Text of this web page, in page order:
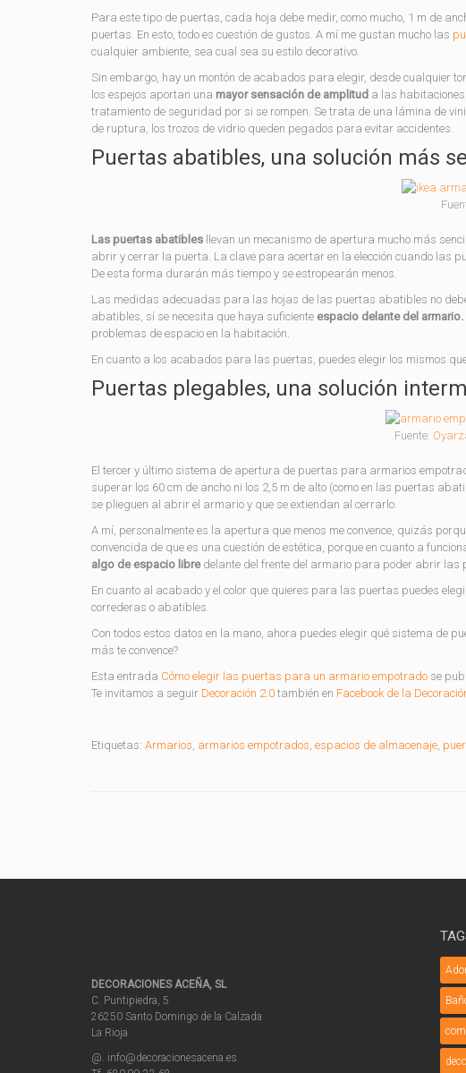
Para este tipo de puertas, cada hoja debe medir, como mucho, 1 m de
puertas. En esto, todo es cuestión de gustos. A mí me gustan mucho las
cualquier ambiente, sea cual sea su estilo decorativo.
Sin embargo, hay un montón de acabados para elegir, desde cualquier
los espejos aportan una mayor sensación de amplitud a las
tratamiento de seguridad por si se rompen. Se trata de una lámina de
de ruptura, los trozos de vidrio queden pegados para evitar accidentes.
Puertas abatibles, una solución más
Las puertas abatibles llevan un mecanismo de apertura mucho más
abrir y cerrar la puerta. La clave para acertar en la elección cuando las
De esta forma durarán más tiempo y se estropearán menos.
Las medidas adecuadas para las hojas de las puertas abatibles no
abatibles, sí se necesita que haya suficiente espacio delante del armario.
problemas de espacio en la habitación.
En cuanto a los acabados para las puertas, puedes elegir los mismos
Puertas plegables, una solución
Fuente:
El tercer y último sistema de apertura de puertas para armarios
superar los 60 cm de ancho ni los 2,5 m de alto (como en las puertas
se plieguen al abrir el armario y que se extiendan al cerrarlo.
A mí, personalmente es la apertura que menos me convence, quizás
convencida de que es una cuestión de estética, porque en cuanto a
algo de espacio libredelante del frente del armario para poder abrir las
En cuanto al acabado y el color que quieres para las puertas puedes
correderas o abatibles.
Con todos estos datos en la mano, ahora puedes elegir qué sistema de
más te convence?
Esta entrada Cómo elegir las puertas para un armario empotrado se
Te invitamos a seguir Decoración 2.0 también en Facebook de la
Etiquetas: Armarios, armarios empotrados, espacios de almacenaje,
DECORACIONES ACEÑA, SL
C. Puntipiedra, 5
26250 Santo Domingo de la Calzada
La Rioja
@. info@decoracionesacena.es